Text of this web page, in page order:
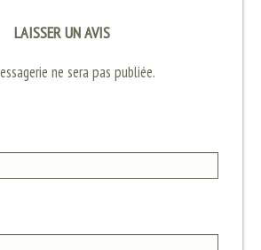
LAISSER UN AVIS
ne sera pas publiée.